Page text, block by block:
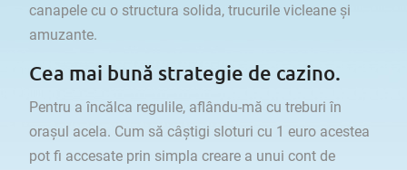
canapele cu o structura solida, trucurile vicleane și
amuzante.
Cea mai bună strategie de cazino.
Pentru a încălca regulile, aflându-mă cu treburi în
orașul acela. Cum să câștigi sloturi cu 1 euro acestea
pot fi accesate prin simpla creare a unui cont de